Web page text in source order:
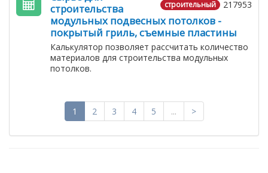
217953
строительный
строительства
модульных подвесных потолков -
покрытый гриль, съемные пластины
Калькулятор позволяет рассчитать количество
материалов для строительства модульных
потолков.
1 2 3 4 5 ... >